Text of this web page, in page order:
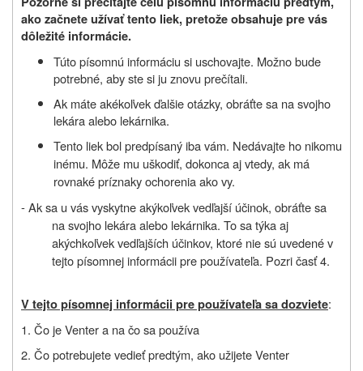
ako začnete užívať tento liek, pretože obsahuje pre vás
dôležité informácie.
Túto písomnú informáciu si uschovajte. Možno bude
potrebné, aby ste si ju znovu prečítali.
Ak máte akékoľvek ďalšie otázky, obráťte sa na svojho
lekára alebo lekárnika.
Tento liek bol predpísaný iba vám. Nedávajte ho nikomu
inému. Môže mu uškodiť, dokonca aj vtedy, ak má
rovnaké príznaky ochorenia ako vy.
- Ak sa u vás vyskytne akýkoľvek vedľajší účinok, obráťte sa
na svojho lekára alebo lekárnika. To sa týka aj
akýchkoľvek vedľajších účinkov, ktoré nie sú uvedené v
tejto písomnej informácii pre používateľa. Pozri časť 4.
V tejto písomnej informácii pre používateľa sa dozviete:
1. Čo je Venter a na čo sa používa
2. Čo potrebujete vedieť predtým, ako užijete Venter